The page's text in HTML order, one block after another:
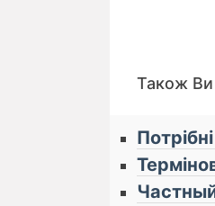
Також Ви